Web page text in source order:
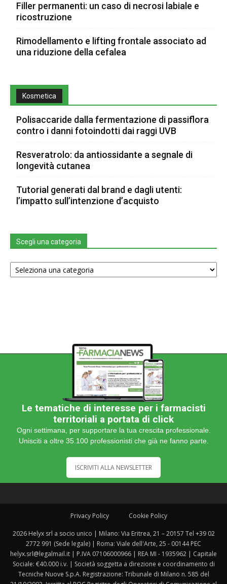
Filler permanenti: un caso di necrosi labiale e
ricostruzione
Rimodellamento e lifting frontale associato ad
una riduzione della cefalea
Kosmetica
Polisaccaride dalla fermentazione di passiflora
contro i danni fotoindotti dai raggi UVB
Resveratrolo: da antiossidante a segnale di
longevità cutanea
Tutorial generati dal brand e dagli utenti:
l’impatto sull’intenzione d’acquisto
Scegli una categoria
Scegli
una
Le tematiche di interesse per i farmacisti
territoriali a portata di click
Ogni settimana, per supportare la tua crescita professionale.
Unisciti a oltre 35.100 professionisti che già ne fanno parte.
ISCRIVITI ALLA NEWSLETTER
Privacy Policy Cookie Policy
2026 Helyx srl a socio unico | Milano: Via Eritrea, 21 – 20157 Tel +39 02
2772 991 (Sede legale) | Roma: Viale dell'Arte, 25 - 00144 PEC
helyx.srl@legalmail.it | P.IVA 07106000966 | REA MI - 1935962 | Capitale
Sociale: €40.000 i.v. | Società soggetta a direzione e coordinamento di
Tecniche Nuove S.p.A. Registrazione: Tribunale di Milano n. 585 del